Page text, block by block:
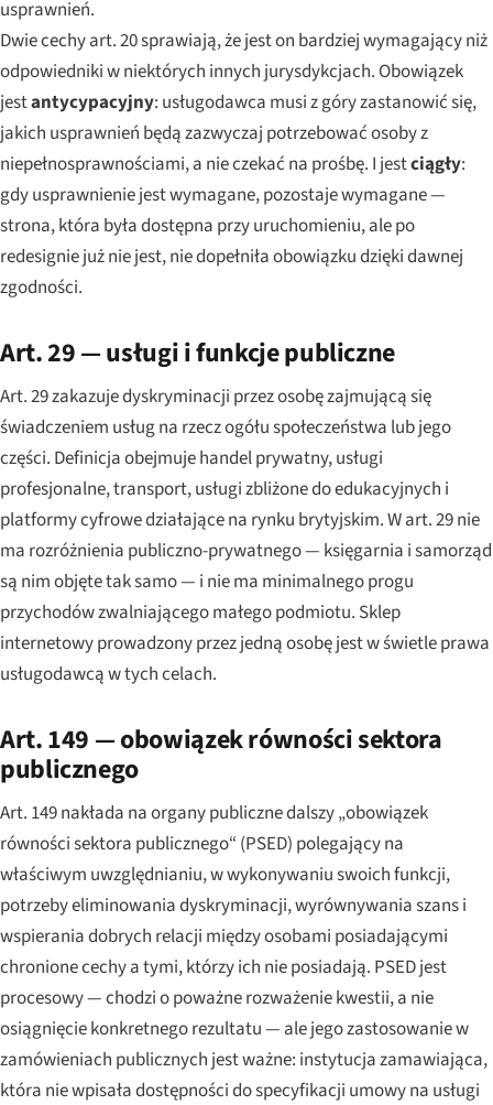
usprawnień.
Dwie cechy art. 20 sprawiają, że jest on bardziej wymagający niż
odpowiedniki w niektórych innych jurysdykcjach. Obowiązek
jestantycypacyjny: usługodawca musi z góry zastanowić się,
jakich usprawnień będą zazwyczaj potrzebować osoby z
niepełnosprawnościami, a nie czekać na prośbę. I jestciągły:
gdy usprawnienie jest wymagane, pozostaje wymagane —
strona, która była dostępna przy uruchomieniu, ale po
redesignie już nie jest, nie dopełniła obowiązku dzięki dawnej
zgodności.
Art. 29 — usługi i funkcje publiczne
Art. 29 zakazuje dyskryminacji przez osobę zajmującą się
świadczeniem usług na rzecz ogółu społeczeństwa lub jego
części. Definicja obejmuje handel prywatny, usługi
profesjonalne, transport, usługi zbliżone do edukacyjnych i
platformy cyfrowe działające na rynku brytyjskim. W art. 29 nie
ma rozróżnienia publiczno-prywatnego — księgarnia i samorząd
są nim objęte tak samo — i nie ma minimalnego progu
przychodów zwalniającego małego podmiotu. Sklep
internetowy prowadzony przez jedną osobę jest w świetle prawa
usługodawcą w tych celach.
Art. 149 — obowiązek równości sektora
publicznego
Art. 149 nakłada na organy publiczne dalszy „obowiązek
równości sektora publicznego“ (PSED) polegający na
właściwym uwzględnianiu, w wykonywaniu swoich funkcji,
potrzeby eliminowania dyskryminacji, wyrównywania szans i
wspierania dobrych relacji między osobami posiadającymi
chronione cechy a tymi, którzy ich nie posiadają. PSED jest
procesowy — chodzi o poważne rozważenie kwestii, a nie
osiągnięcie konkretnego rezultatu — ale jego zastosowanie w
zamówieniach publicznych jest ważne: instytucja zamawiająca,
która nie wpisała dostępności do specyfikacji umowy na usługi